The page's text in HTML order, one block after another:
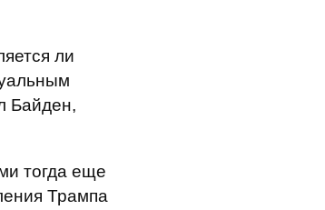
ли
Байден,
тогда еще
Трампа